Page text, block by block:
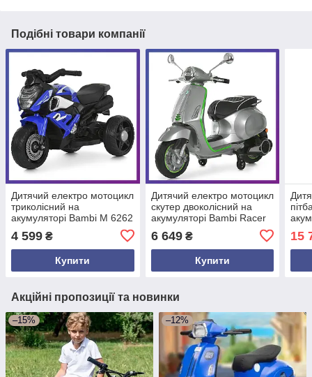
Подібні товари компанії
Дитячий електро мотоцикл
триколісний на
акумуляторі Bambi M 6262
для дітей 3-8 років Синій
4 599 ₴
Купити
Дитячий електро мотоцикл
скутер двоколісний на
акумуляторі Bambi Racer
M 6288 для дітей 3-8 років
Сірий з зеленим
6 649₴
Купити
15
Акційні пропозиції та новинки
–15% –12%